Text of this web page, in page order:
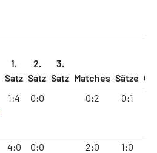
1.
Satz
2.
Satz
3.
Satz Matches Sätze
1:4 0:0 0:2 0:1
4:0 0:0 2:0 1:0